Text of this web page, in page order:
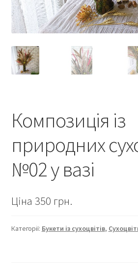
Композиція із
природних
№02 у вазі
Ціна 350 грн.
Категорії: Букети із сухоцвітів,